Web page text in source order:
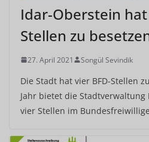
Idar-Oberstein hat
Stellen zu
27. April 2021 Songül Sevindik
Die Stadt hat vier BFD-Stellen
Jahr bietet die
vier Stellen im